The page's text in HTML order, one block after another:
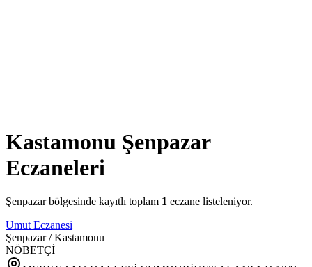
Kastamonu Şenpazar
Eczaneleri
Şenpazarbölgesinde kayıtlı toplam 1 eczane listeleniyor.
Umut Eczanesi
Şenpazar/Kastamonu
NÖBETÇİ